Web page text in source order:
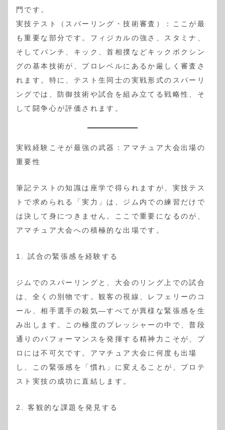
門です。
実技テスト（スパーリング・技術審査）：ここが最
も重要な部分です。フィジカルの強さ、スタミナ、
そしてパンチ、キック、首相撲などキックボクシン
グの基本技術が、プロレベルにあるか厳しく審査さ
れます。特に、テスト生同士の実戦形式のスパーリ
ングでは、防御技術や試合を組み立てる戦略性、そ
して闘争心が評価されます。
実戦経験こそが最強の武器：アマチュア大会出場の
重要性
筆記テストの知識は座学で得られますが、実技テス
トで求められる「実力」は、ジム内での練習だけで
は決して身につきません。ここで重要になるのが、
アマチュア大会への積極的な出場です。
1. 試合の緊張感を経験する
ジムでのスパーリングと、大会のリング上での試合
は、全くの別物です。観客の視線、レフェリーのコ
ール、相手選手の殺気—すべてが異様な緊張感を生
み出します。この極度のプレッシャーの中で、普段
通りのパフォーマンスを発揮する精神力こそが、プ
ロには不可欠です。アマチュア大会に何度も出場
し、この緊張感を「慣れ」に変えることが、プロテ
スト実技の成功に直結します。
2. 客観的な課題を発見する